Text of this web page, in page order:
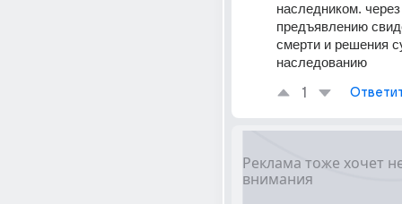
наследником.
предъявлению
смерти и решения
наследованию
1